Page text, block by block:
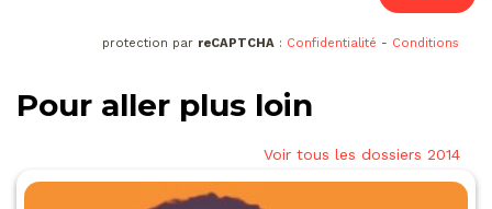
protection par reCAPTCHA : Confidentialité - Conditions
Pour aller plus loin
Voir tous les dossiers 2014